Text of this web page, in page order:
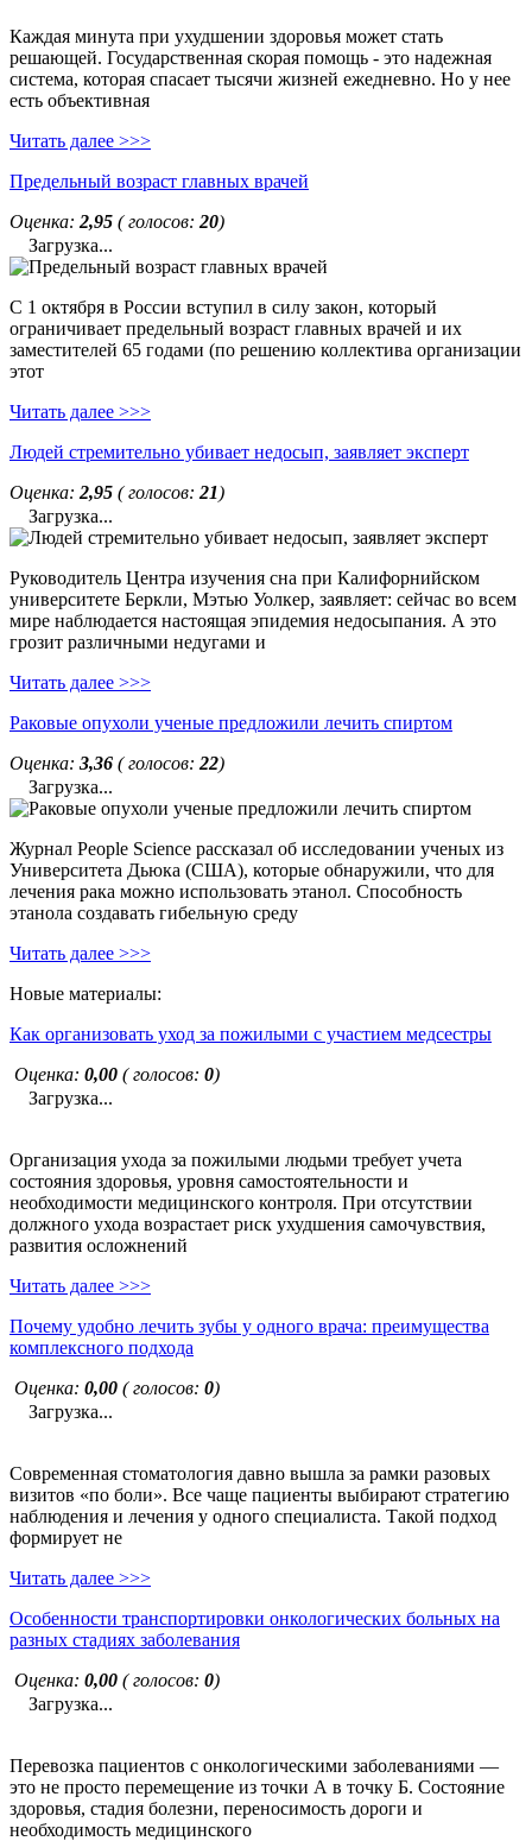
Каждая минута при ухудшении здоровья может стать
решающей. Государственная скорая помощь - это надежная
система, которая спасает тысячи жизней ежедневно. Но у нее
есть объективная
Читать далее >>>
Предельный возраст главных врачей
Оценка: 2,95 ( голосов: 20)
Загрузка...
С 1 октября в России вступил в силу закон, который
ограничивает предельный возраст главных врачей и их
заместителей 65 годами (по решению коллектива организации
этот
Читать далее >>>
Людей стремительно убивает недосып, заявляет эксперт
Оценка: 2,95 ( голосов: 21)
Загрузка...
Руководитель Центра изучения сна при Калифорнийском
университете Беркли, Мэтью Уолкер, заявляет: сейчас во всем
мире наблюдается настоящая эпидемия недосыпания. А это
грозит различными недугами и
Читать далее >>>
Раковые опухоли ученые предложили лечить спиртом
Оценка: 3,36 ( голосов: 22)
Загрузка...
Журнал People Science рассказал об исследовании ученых из
Университета Дьюка (США), которые обнаружили, что для
лечения рака можно использовать этанол. Способность
этанола создавать гибельную среду
Читать далее >>>
Новые материалы:
Как организовать уход за пожилыми с участием медсестры
Оценка: 0,00 ( голосов: 0)
Загрузка...
Организация ухода за пожилыми людьми требует учета
состояния здоровья, уровня самостоятельности и
необходимости медицинского контроля. При отсутствии
должного ухода возрастает риск ухудшения самочувствия,
развития осложнений
Читать далее >>>
Почему удобно лечить зубы у одного врача: преимущества
комплексного подхода
Оценка: 0,00 ( голосов: 0)
Загрузка...
Современная стоматология давно вышла за рамки разовых
визитов «по боли». Все чаще пациенты выбирают стратегию
наблюдения и лечения у одного специалиста. Такой подход
формирует не
Читать далее >>>
Особенности транспортировки онкологических больных на
разных стадиях заболевания
Оценка: 0,00 ( голосов: 0)
Загрузка...
Перевозка пациентов с онкологическими заболеваниями —
это не просто перемещение из точки А в точку Б. Состояние
здоровья, стадия болезни, переносимость дороги и
необходимость медицинского